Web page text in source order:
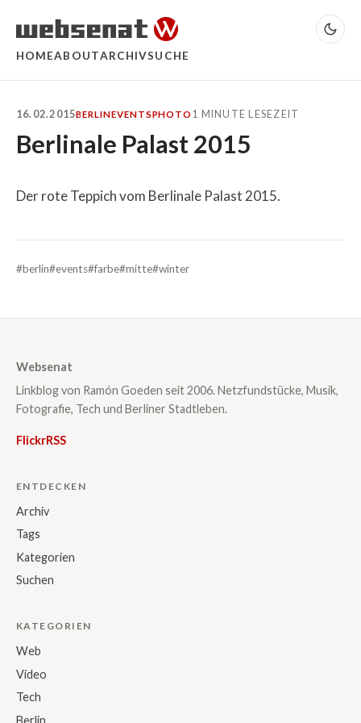
HOMEABOUTARCHIVSUCHE
16.02.2015BERLINEVENTSPHOTO 1 MINUTE LESEZEIT
Berlinale Palast 2015
Der rote Teppich vom Berlinale Palast 2015.
#berlin#events#farbe#mitte#winter
Websenat
Linkblog von Ramón Goeden seit 2006. Netzfundstücke, Musik,
Fotografie, Tech und Berliner Stadtleben.
FlickrRSS
ENTDECKEN
Archiv
Tags
Kategorien
Suchen
KATEGORIEN
Web
Video
Tech
Berlin